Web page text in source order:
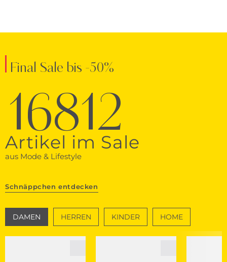
Final Sale bis -50%
16812
Artikel im Sale
aus Mode & Lifestyle
Schnäppchen entdecken
DAMEN HERREN KINDER HOME